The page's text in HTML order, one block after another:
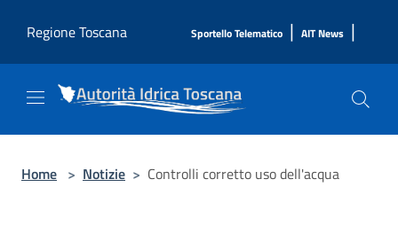
Regione Toscana
Sportello Telematico | AIT News |
Home > Notizie > Controlli corretto uso dell'acqua